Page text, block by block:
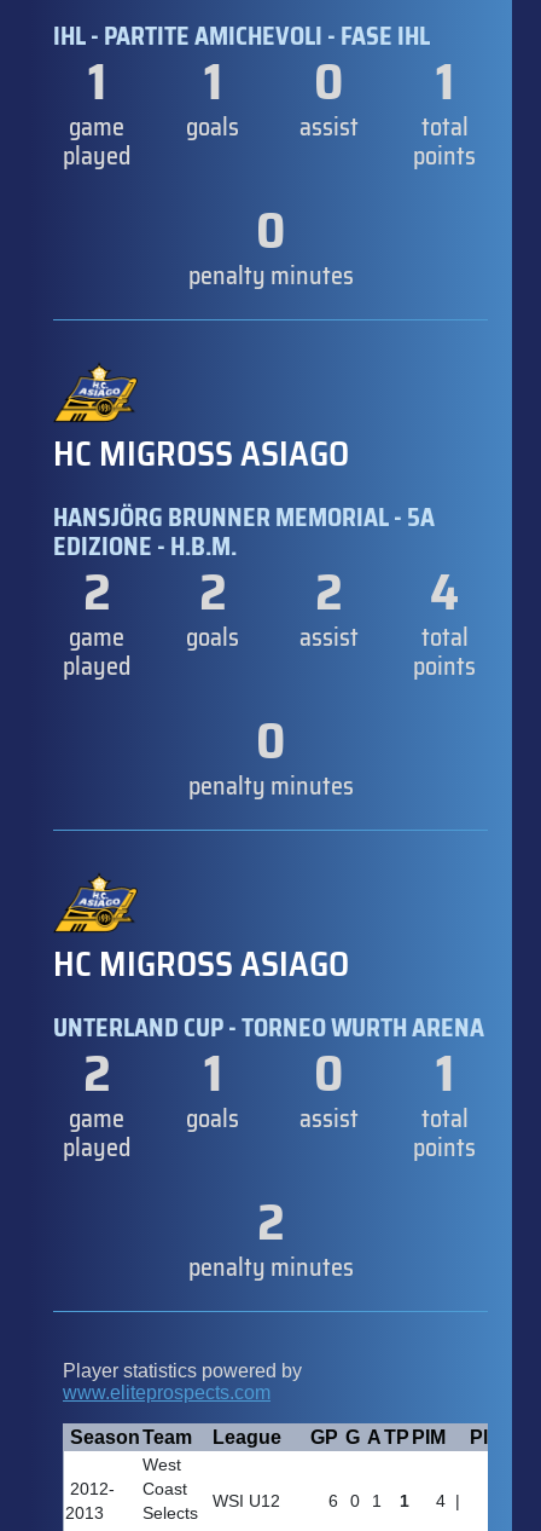
IHL - PARTITE AMICHEVOLI - FASE IHL
1
game
played
1
goals
0
assist
1
total
points
0
penalty minutes
HC MIGROSS ASIAGO
HANSJÖRG BRUNNER MEMORIAL - 5A
EDIZIONE - H.B.M.
2
game
played
2
goals
2
assist
4
total
points
0
penalty minutes
HC MIGROSS ASIAGO
UNTERLAND CUP - TORNEO WURTH ARENA
2
game
played
1
goals
0
assist
1
total
points
2
penalty minutes